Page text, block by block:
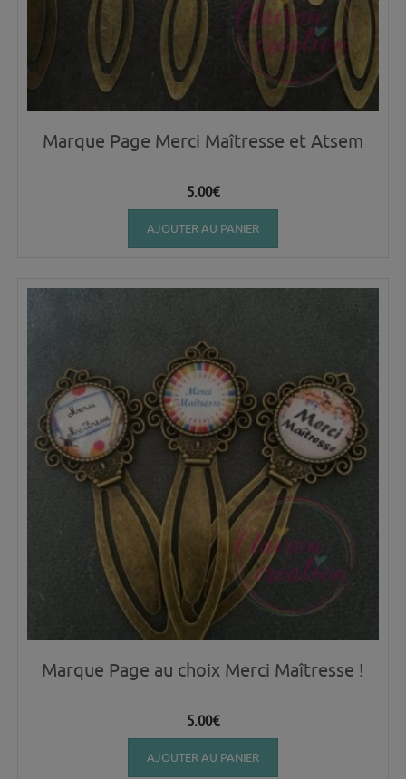
Marque Page Merci Maîtresse et Atsem
5.00€
AJOUTER AU PANIER
Marque Page au choix Merci Maîtresse !
5.00€
AJOUTER AU PANIER